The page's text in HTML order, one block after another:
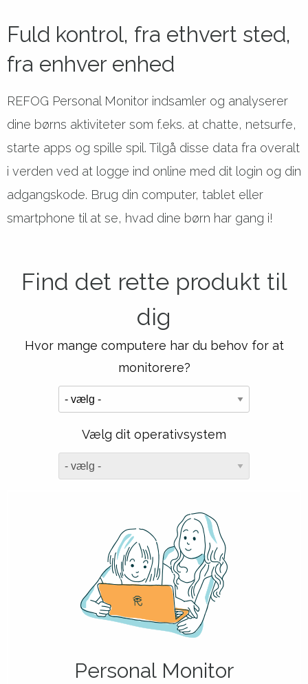
Fuld kontrol, fra ethvert sted,
fra enhver enhed
REFOG Personal Monitor indsamler og analyserer
dine børns aktiviteter som f.eks. at chatte, netsurfe,
starte apps og spille spil. Tilgå disse data fra overalt
i verden ved at logge ind online med dit login og din
adgangskode. Brug din computer, tablet eller
smartphone til at se, hvad dine børn har gang i!
Find det rette produkt til
dig
Hvor mange computere har du behov for at
monitorere?
Vælg dit operativsystem
Personal Monitor